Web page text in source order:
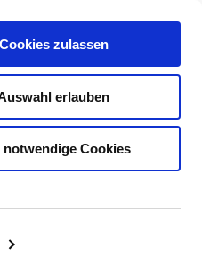
Cookies zulassen
erlauben
notwendige Cookies